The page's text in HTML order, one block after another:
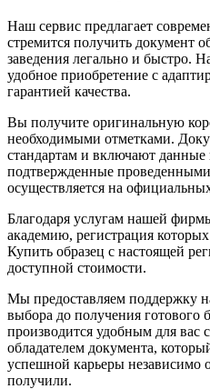
Наш сервис предлагает
стремится получить документ
заведения легально и быстро.
удобное приобретение с
гарантией качества.
Вы получите оригинальную
необходимыми отметками.
стандартам и включают данные
подтвержденные
осуществляется на
Благодаря услугам нашей
академию, регистрация
Купить образец с настоящей
доступной стоимости.
Мы предоставляем поддержку
выбора до получения готового
производится удобным для вас
обладателем документа,
успешной карьеры независимо
получили.